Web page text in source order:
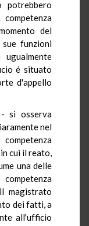
potrebbero
del
funzioni
é situato
d'appello
si osserva
nel
cui il reato,
una delle
magistrato
dei fatti, a
all'ufficio